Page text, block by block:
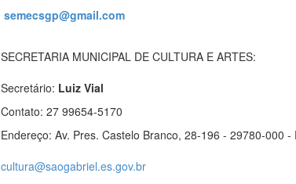
semecsgp@gmail.com
SECRETARIA MUNICIPAL DE CULTURA E ARTES:
Secretário: Luiz Vial
Contato: 27 99654-5170
Endereço: Av. Pres. Castelo Branco, 28-196 - 29780-000
cultura@saogabriel.es.gov.br